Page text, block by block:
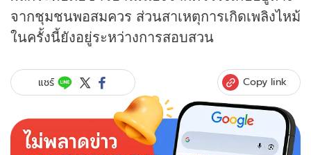
จากชุมชนพอสมควร ส่วนสาเหตุการเกิดเพลิงไหม้
ในครั้งนี้ยังอยู่ระหว่างการสอบสวน
แชร์ Copy link